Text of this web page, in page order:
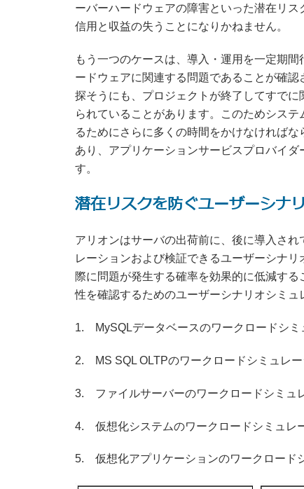
ーバーハードウェアの障害といった潜在リ
信用と収益の失うことになりかねません。
もう一つのケースは、導入・運用を一定期
ードウェアに関連する問題であることが確
探そうにも、プロジェクトが終了してすで
られていることがあります。このためシス
るためにさらに多くの時間をかけなければ
あり、アプリケーションサービスプロバイ
す。
潜在リスクを防ぐユーザーシナ
アリオンはサーバの出荷前に、後に導入さ
レーションおよび検証できるユーザーシナ
際に問題が発生する確率を効果的に低減す
性を確認するためのユーザーシナリオシミュ
1. MySQLデータベースのワークロードシミ
2. MS SQL OLTPのワークロードシミュレー
3. ファイルサーバーのワークロードシミュ
4. 仮想化システムのワークロードシミュレ
5. 仮想化アプリケーションのワークロード